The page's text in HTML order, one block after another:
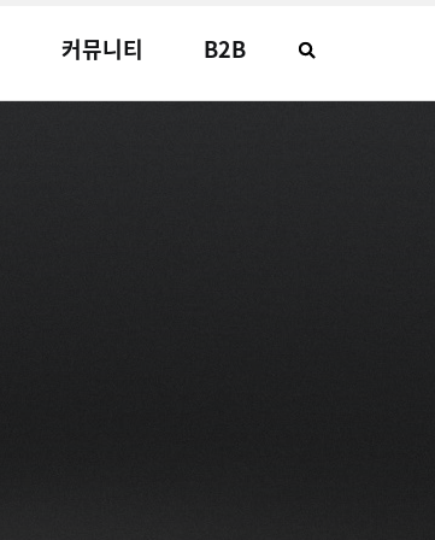
커뮤니티 B2B